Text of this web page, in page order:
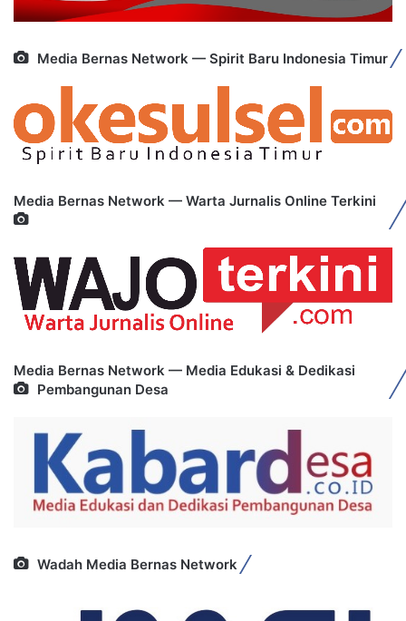
Media Bernas Network — Spirit Baru Indonesia Timur
Media Bernas Network — Warta Jurnalis Online Terkini
Media Bernas Network — Media Edukasi & Dedikasi
Pembangunan Desa
Wadah Media Bernas Network